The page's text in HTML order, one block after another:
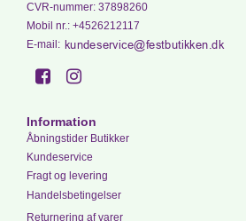
CVR-nummer: 37898260
Mobil nr.: +4526212117
E-mail :
Information
Åbningstider Butikker
Kundeservice
Fragt og levering
Handelsbetingelser
Returnering af varer